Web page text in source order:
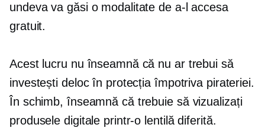
undeva va găsi o modalitate de a-l accesa
gratuit.
Acest lucru nu înseamnă că nu ar trebui să
investești deloc în protecția împotriva pirateriei.
În schimb, înseamnă că trebuie să vizualizați
produsele digitale printr-o lentilă diferită.